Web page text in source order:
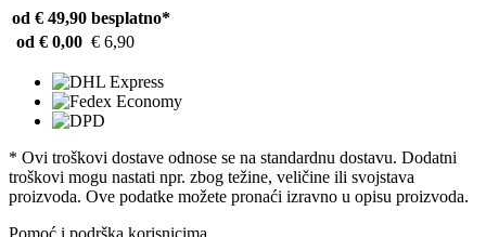
od € 49,90 besplatno*
od € 0,00 € 6,90
* Ovi troškovi dostave odnose se na standardnu ​​dostavu. Dodatni
troškovi mogu nastati npr. zbog težine, veličine ili svojstava
proizvoda. Ove podatke možete pronaći izravno u opisu proizvoda.
Pomoć i podrška korisnicima